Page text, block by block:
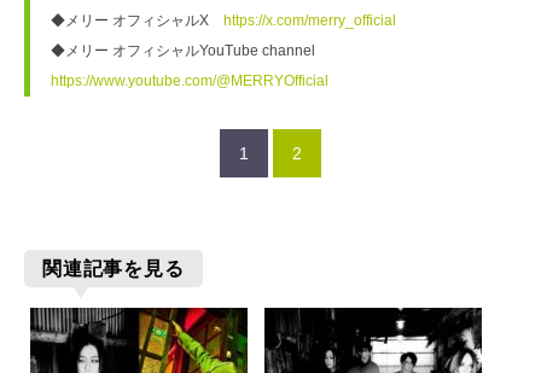
◆メリー オフィシャルX https://x.com/merry_official
◆メリー オフィシャルYouTube channel
https://www.youtube.com/@MERRYOfficial
1 2
関連記事を見る